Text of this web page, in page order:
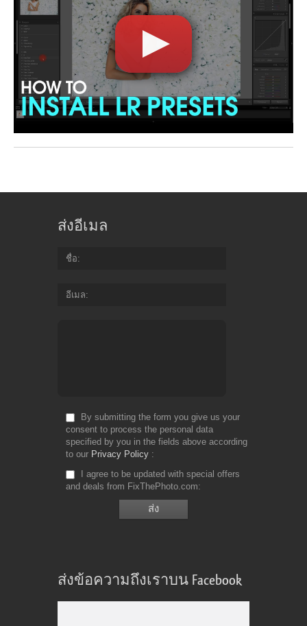
ส่งอีเมล
ชื่อ
อีเมล
By submitting the form you give us your
consent to process the personal data
specified by you in the fields above according
to our Privacy Policy
I agree to be updated with special offers
and deals from FixThePhoto.com
ส่งข้อความถึงเราบน Facebook